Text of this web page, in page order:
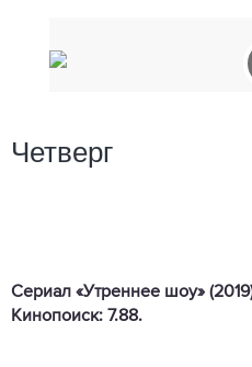
Четверг
Сериал «Утреннее шоу»
Кинопоиск: 7.88.